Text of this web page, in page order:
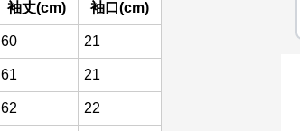
袖丈(cm) 袖口(cm)
60 21
61 21
62 22